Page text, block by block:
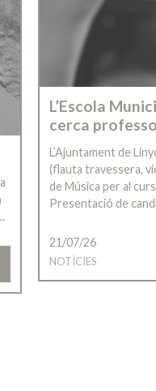
L’Escola
cerca
L’Ajuntament de
(flauta travessera,
de Música per al
Presentació de
21/07/26
NOTÍCIES